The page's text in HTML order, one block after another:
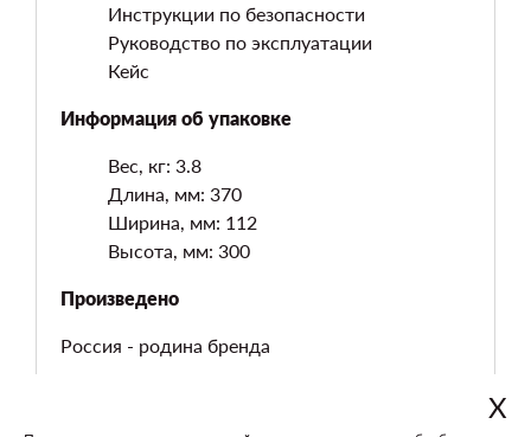
Инструкции по безопасности
Руководство по эксплуатации
Кейс
Информация об упаковке
Вес, кг: 3.8
Длина, мм: 370
Ширина, мм: 112
Высота, мм: 300
Произведено
Россия - родина бренда
Х